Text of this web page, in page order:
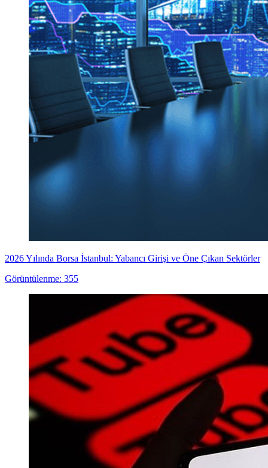
2026 Yılında Borsa İstanbul: Yabancı Girişi ve Öne Çıkan Sektörler
Görüntülenme: 355